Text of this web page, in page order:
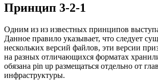
Принцип 3-2-1
Одним из из известных принципов
Данное правило указывает, что следует
нескольких версий файлов, эти версии
на разных отличающихся форматах
обязана pin up размещаться отдельно от
инфраструктуры.